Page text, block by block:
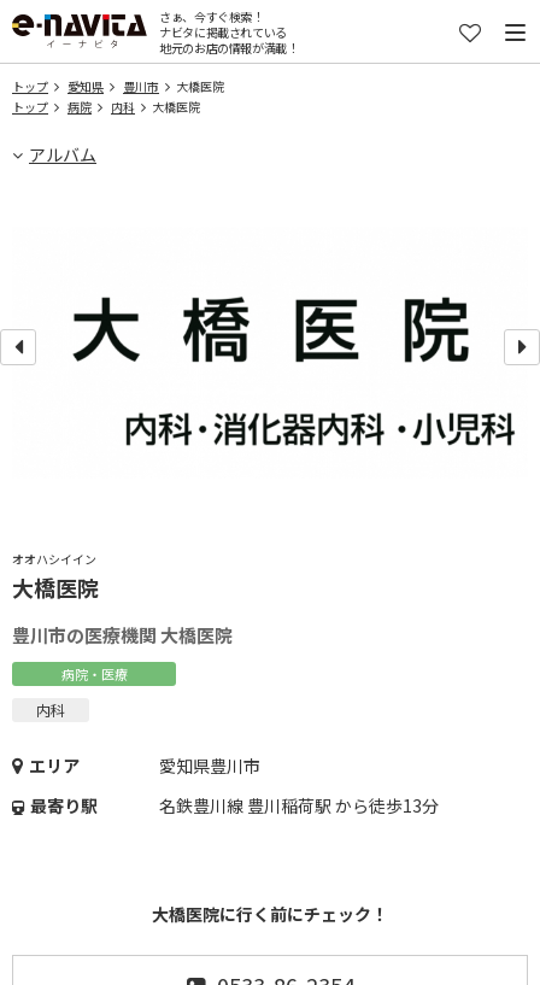
さぁ、今すぐ検索！
ナビタに掲載されている
地元のお店の情報が満載！
トップ 愛知県 豊川市
大橋医院
トップ
病院 内科 大橋医院
アルバム
オオハシイイン
大橋医院
豊川市の医療機関 大橋医院
病院・医療
内科
エリア
愛知県豊川市
最寄り駅
名鉄豊川線 豊川稲荷駅 から徒歩13分
大橋医院に行く前にチェック！